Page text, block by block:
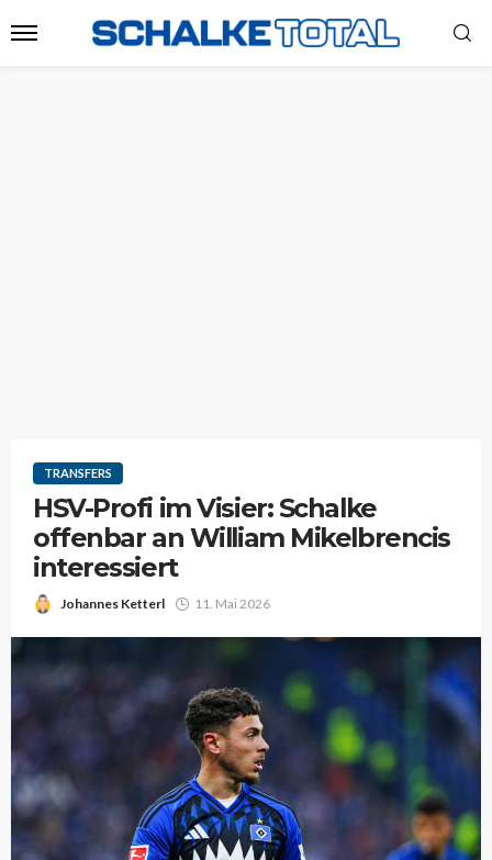
TRANSFERS
HSV-Profi im Visier: Schalke
offenbar an William Mikelbrencis
interessiert
Johannes Ketterl 11. Mai 2026